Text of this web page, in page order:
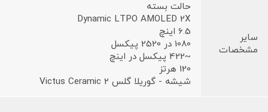
سایر
مشخصات
حالت بسته
Dynamic LTPO AMOLED 2X
6.5 اینچ
1080 در 2520 پیکسل
~422 پیکسل در اینچ
120 هرتز
شیشه - گوریلا گلس Victus Ceramic 2